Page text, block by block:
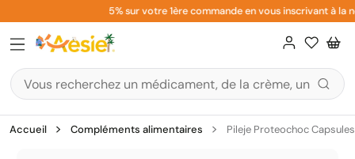
au
contenu
5% sur votre 1ère commande en vous inscrivant à la
Accueil Compléments alimentaires Pileje Proteochoc